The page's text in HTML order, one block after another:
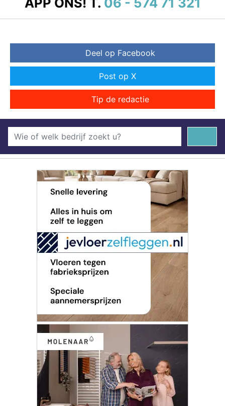
Deel op Facebook
Post op X
Tip de redactie